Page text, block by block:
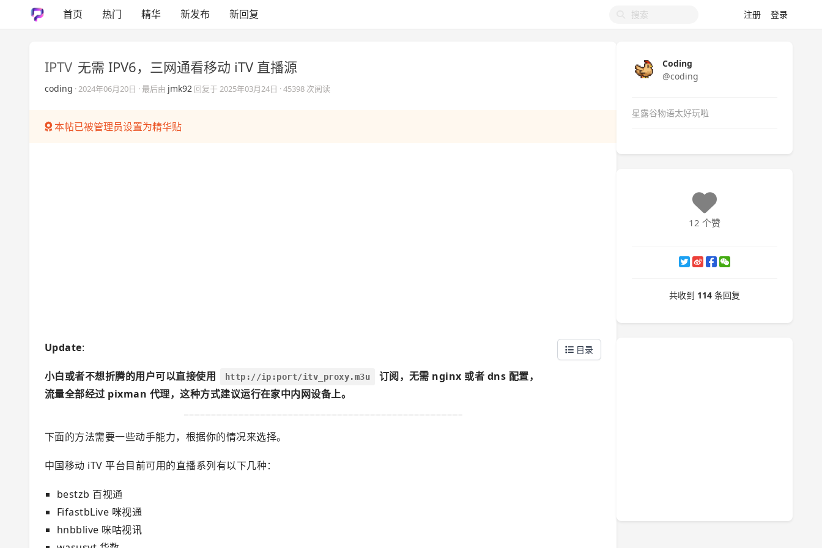
首页 热门 精华 新发布 新回复 注册 登录
IPTV 无需 IPV6，三网通看移动 iTV 直播源
coding ·2024年06月20日 · 最后由 jmk92 回复于2025年03月24日 · 45398 次阅读
本帖已被管理员设置为精华贴
目录
Update:
小白或者不想折腾的用户可以直接使用 http://ip:port/itv_proxy.m3u
订阅，无需 nginx 或者 dns 配置，
流量全部经过 pixman 代理，这种方式建议运行在家中内网设备上。
下面的方法需要一些动手能力，根据你的情况来选择。
中国移动 iTV 平台目前可用的直播系列有以下几种：
bestzb 百视通
FifastbLive 咪视通
hnbblive 咪咕视讯
Coding
@coding
星露谷物语太好玩啦
12 个赞
共收到 114 条回复